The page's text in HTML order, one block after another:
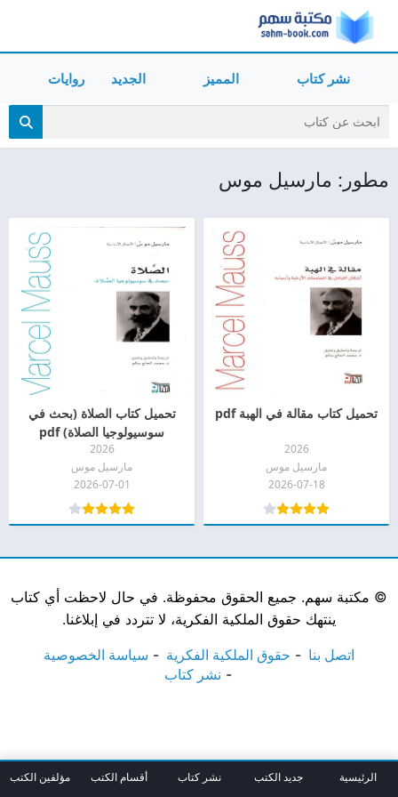
نشر كتاب المميز الجديد روايات
مطور: مارسيل موس
تحميل كتاب مقالة في الهبة pdf
2026
مارسيل موس
2026-07-18
تحميل كتاب الصلاة (بحث في
سوسيولوجيا الصلاة) pdf
2026
مارسيل موس
2026-07-01
© مكتبة سهم. جميع الحقوق محفوظة. في حال لاحظت أي كتاب
ينتهك حقوق الملكية الفكرية، لا تتردد في إبلاغنا.
اتصل بنا حقوق الملكية الفكرية
سياسة الخصوصية
نشر كتاب
الرئيسية جديد الكتب نشر كتاب أقسام الكتب مؤلفين الكتب